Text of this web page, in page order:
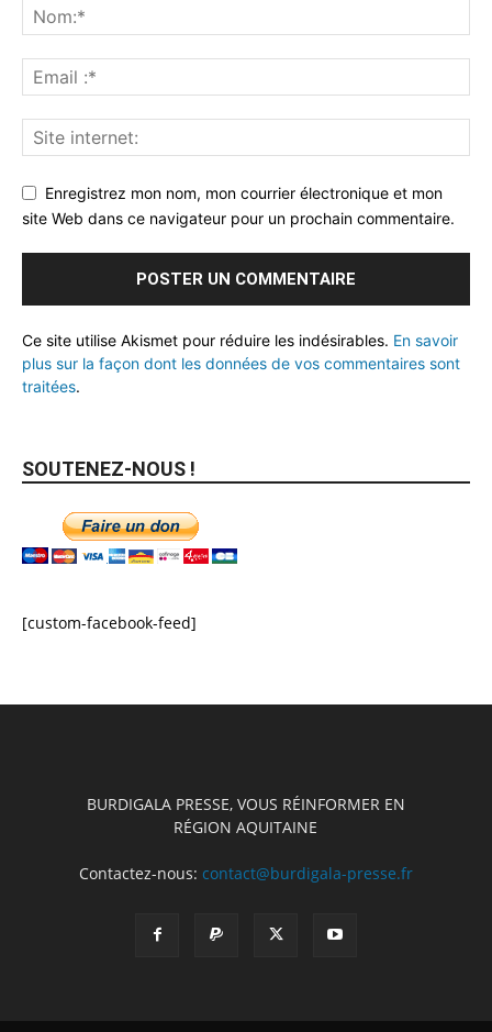
Enregistrez mon nom, mon courrier électronique et mon
site Web dans ce navigateur pour un prochain commentaire.
Ce site utilise Akismet pour réduire les indésirables. En savoir
plus sur la façon dont les données de vos commentaires sont
traitées.
SOUTENEZ-NOUS !
[custom-facebook-feed]
BURDIGALA PRESSE, VOUS RÉINFORMER EN
RÉGION AQUITAINE
Contactez-nous: contact@burdigala-presse.fr